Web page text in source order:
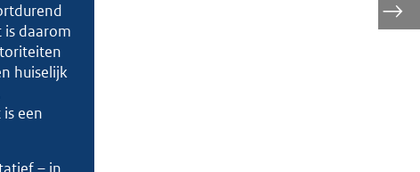
daarom
huiselijk
een